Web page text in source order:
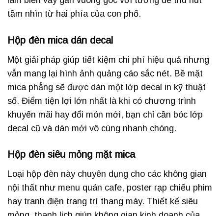
tầm nhìn từ hai phía của con phố.
Hộp đèn mica dán decal
Một giải pháp giúp tiết kiệm chi phí hiệu quả nhưng
vẫn mang lại hình ảnh quảng cáo sắc nét. Bề mặt
mica phẳng sẽ được dán một lớp decal in kỹ thuật
số. Điểm tiện lợi lớn nhất là khi có chương trình
khuyến mãi hay đổi món mới, bạn chỉ cần bóc lớp
decal cũ và dán mới vô cùng nhanh chóng.
Hộp đèn siêu mỏng mặt mica
Loại hộp đèn này chuyên dụng cho các không gian
nội thất như menu quán cafe, poster rạp chiếu phim
hay tranh điện trang trí thang máy. Thiết kế siêu